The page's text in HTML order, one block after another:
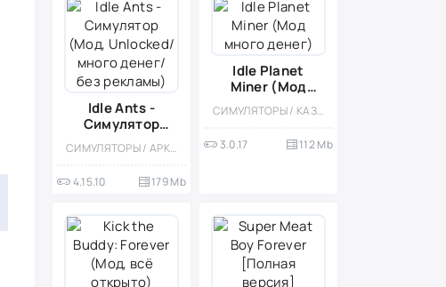
Idle Ants -
Симулятор
(Мод,
Unlocked/много
рекламы)
СИМУЛЯТОРЫ / АРКАДЫ / КАЗУАЛЬНЫЕ / ОДНОПОЛЬЗОВАТЕЛЬСКИЕ / СТИЛИЗАЦИЯ / ОФЛАЙН / СТРАТЕГИИ / УПРАВЛЕНИЕ / ВСТРОЕННЫЙ КЕШ / МОД
4.15.10 179 Mb
Idle Planet
Miner (Мод
много денег)СИМУЛЯТОРЫ / КАЗУАЛЬНЫЕ / ОДНОПОЛЬЗОВАТЕЛЬСКИЕ / СТИЛИЗАЦИЯ / ОФЛАЙН / МОД / МАЛЕНЬКАЯ / ВСТРОЕННЫЙ КЕШ / СТРАТЕГИИ / КОСМОС / УПРАВЛЕНИЕ
3.0.17 112 Mb